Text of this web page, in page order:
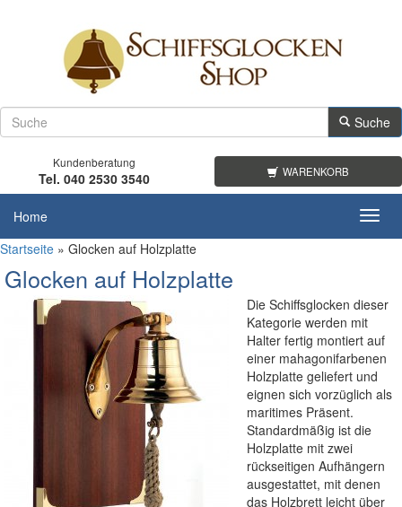
Suche
Kundenberatung
Tel. 040 2530 3540 WARENKORB
Home
Startseite » Glocken auf Holzplatte
Glocken auf Holzplatte
Die Schiffsglocken dieser
Kategorie werden mit
Halter fertig montiert auf
einer mahagonifarbenen
Holzplatte geliefert und
eignen sich vorzüglich als
maritimes Präsent.
Standardmäßig ist die
Holzplatte mit zwei
rückseitigen Aufhängern
ausgestattet, mit denen
das Holzbrett leicht über